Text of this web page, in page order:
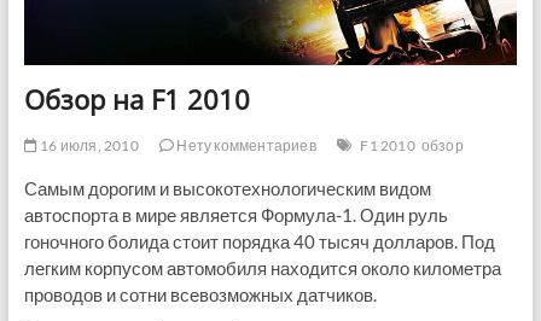
Обзор на F1 2010
16 июля, 2010 Нету комментариев F1 2010 обзор
Самым дорогим и высокотехнологическим видом
автоспорта в мире является Формула-1. Один руль
гоночного болида стоит порядка 40 тысяч долларов. Под
легким корпусом автомобиля находится около километра
проводов и сотни всевозможных датчиков.